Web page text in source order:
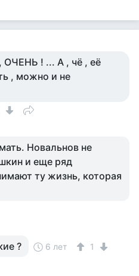
ОЧЕНЬ ! ... А , чё , её
, можно и не
Новальнов не
и еще ряд
ту жизнь, которая
? 6 лет 1